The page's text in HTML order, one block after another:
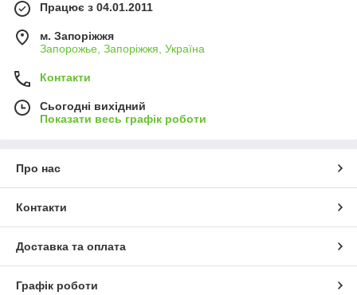
Працює з 04.01.2011
м. Запоріжжя
Запорожье, Запоріжжя, Україна
Контакти
Сьогодні вихідний
Показати весь графік роботи
Про нас
Контакти
Доставка та оплата
Графік роботи